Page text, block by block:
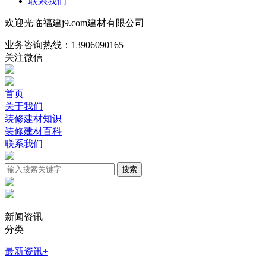
欢迎光临福建j9.com建材有限公司
业务咨询热线： 13906090165
关注微信
首页
关于我们
装修建材知识
装修建材百科
联系我们
新闻资讯
分类
最新资讯+